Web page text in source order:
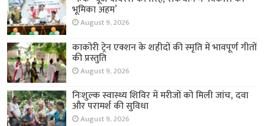
भूमिका अहम’
August 9, 2026
काकोरी ट्रेन एक्शन के शहीदों की स्मृति में भावपूर्ण गीतों
की प्रस्तुति
August 9, 2026
निःशुल्क स्वास्थ्य शिविर में मरीजों को मिली जांच, दवा
और परामर्श की सुविधा
August 9, 2026